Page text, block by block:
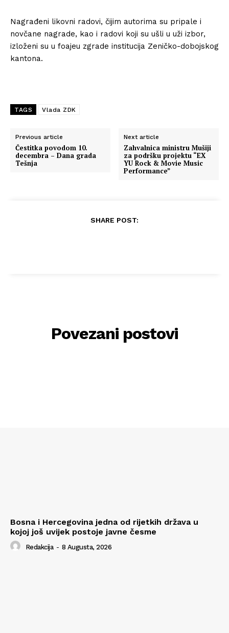
Nagrađeni likovni radovi, čijim autorima su pripale i
novčane nagrade, kao i radovi koji su ušli u uži izbor,
izloženi su u foajeu zgrade institucija Zeničko-dobojskog
kantona.
TAGS Vlada ZDK
Previous article
Čestitka povodom 10.
decembra – Dana grada
Tešnja
Next article
Zahvalnica ministru Mušiji
za podršku projektu “EX
YU Rock & Movie Music
Performance”
SHARE POST:
Povezani postovi
Bosna i Hercegovina jedna od rijetkih država u
kojoj još uvijek postoje javne česme
Redakcija - 8 Augusta, 2026